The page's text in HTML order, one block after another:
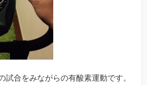
試合をみながらの有酸素運動です。